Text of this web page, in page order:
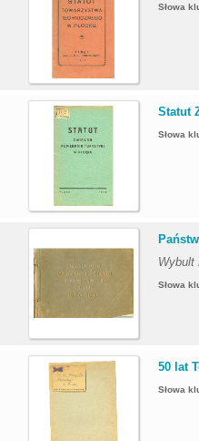
Słowa
Statut
Słowa
Wybult
Słowa
50 lat
Słowa